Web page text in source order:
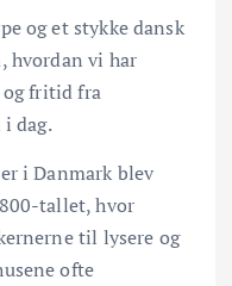
og et stykke dansk
hvordan vi har
fritid fra
dag.
i Danmark blev
tallet, hvor
til lysere og
ofte